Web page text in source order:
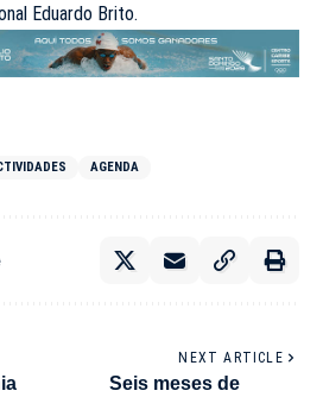
Eduardo Brito.
AGENDA
NEXT ARTICLE
Seis meses de